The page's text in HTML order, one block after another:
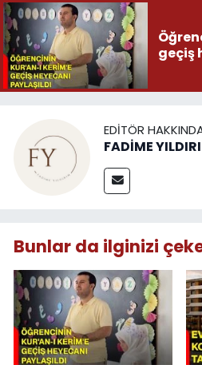
geçiş
EDITÖR
FADİME
Bunlar da ilginizi